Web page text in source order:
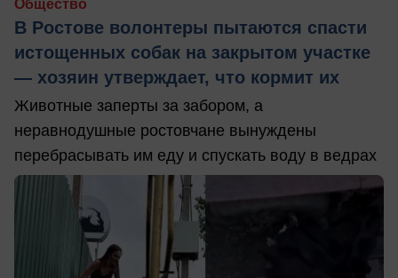
Общество
В Ростове волонтеры пытаются спасти
истощенных собак на закрытом участке
— хозяин утверждает, что кормит их
Животные заперты за забором, а
неравнодушные ростовчане вынуждены
перебрасывать им еду и спускать воду в ведрах